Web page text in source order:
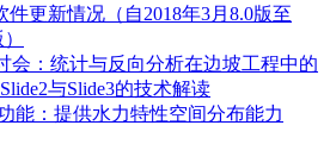
件更新情况（自2018年3月8.0版至
会：统计与反向分析在边坡工程中的
与Slide3的技术解读
能：提供水力特性空间分布能力